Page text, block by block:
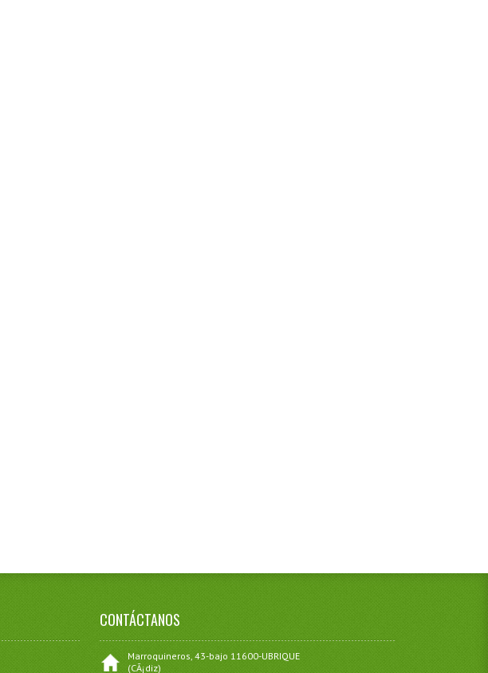
CONTÁCTANOS
Marroquineros, 43-bajo 11600-UBRIQUE
(CÃ¡diz)